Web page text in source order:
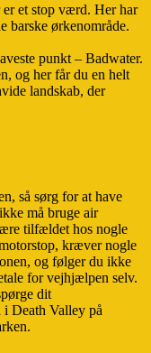
er et stop værd. Her har
barske ørkenområde.
punkt – Badwater.
og her får du en helt
landskab, der
så sørg for at have
må bruge air
tilfældet hos nogle
kræver nogle
og følger du ikke
for vejhjælpen selv.
dit
Death Valley på